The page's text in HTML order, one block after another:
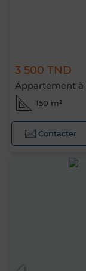
3 500 TND
Appartement à
150 m²
Contacter